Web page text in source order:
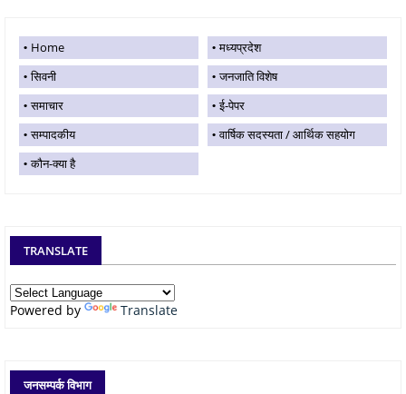
Home
मध्यप्रदेश
सिवनी
जनजाति विशेष
समाचार
ई-पेपर
सम्पादकीय
वार्षिक सदस्यता / आर्थिक सहयोग
कौन-क्या है
TRANSLATE
Powered by Translate
जनसम्पर्क विभाग